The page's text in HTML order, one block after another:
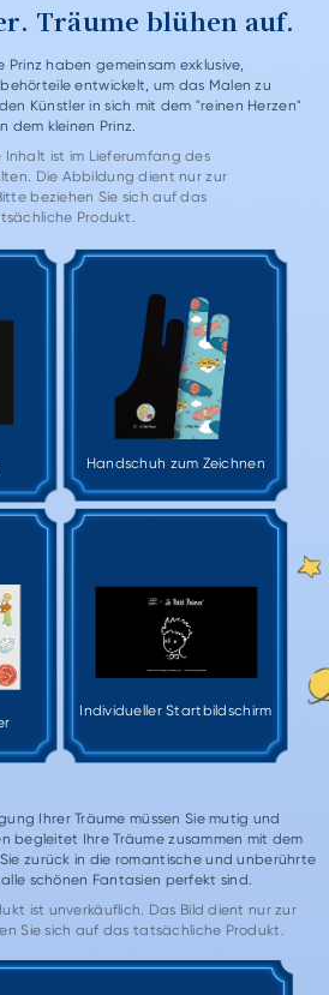
Träume blühen auf.
Prinz haben gemeinsam exklusive,
entwickelt, um das Malen zu
Künstler in sich mit dem "reinen Herzen"
dem kleinen Prinz.
Inhalt ist im Lieferumfang des
Die Abbildung dient nur zur
beziehen Sie sich auf das
Produkt.
Handschuh zum Zeichnen
Individueller Startbildschirm
Ihrer Träume müssen Sie mutig und
begleitet Ihre Träume zusammen mit dem
zurück in die romantische und unberührte
schönen Fantasien perfekt sind.
ist unverkäuflich. Das Bild dient nur zur
Sie sich auf das tatsächliche Produkt.